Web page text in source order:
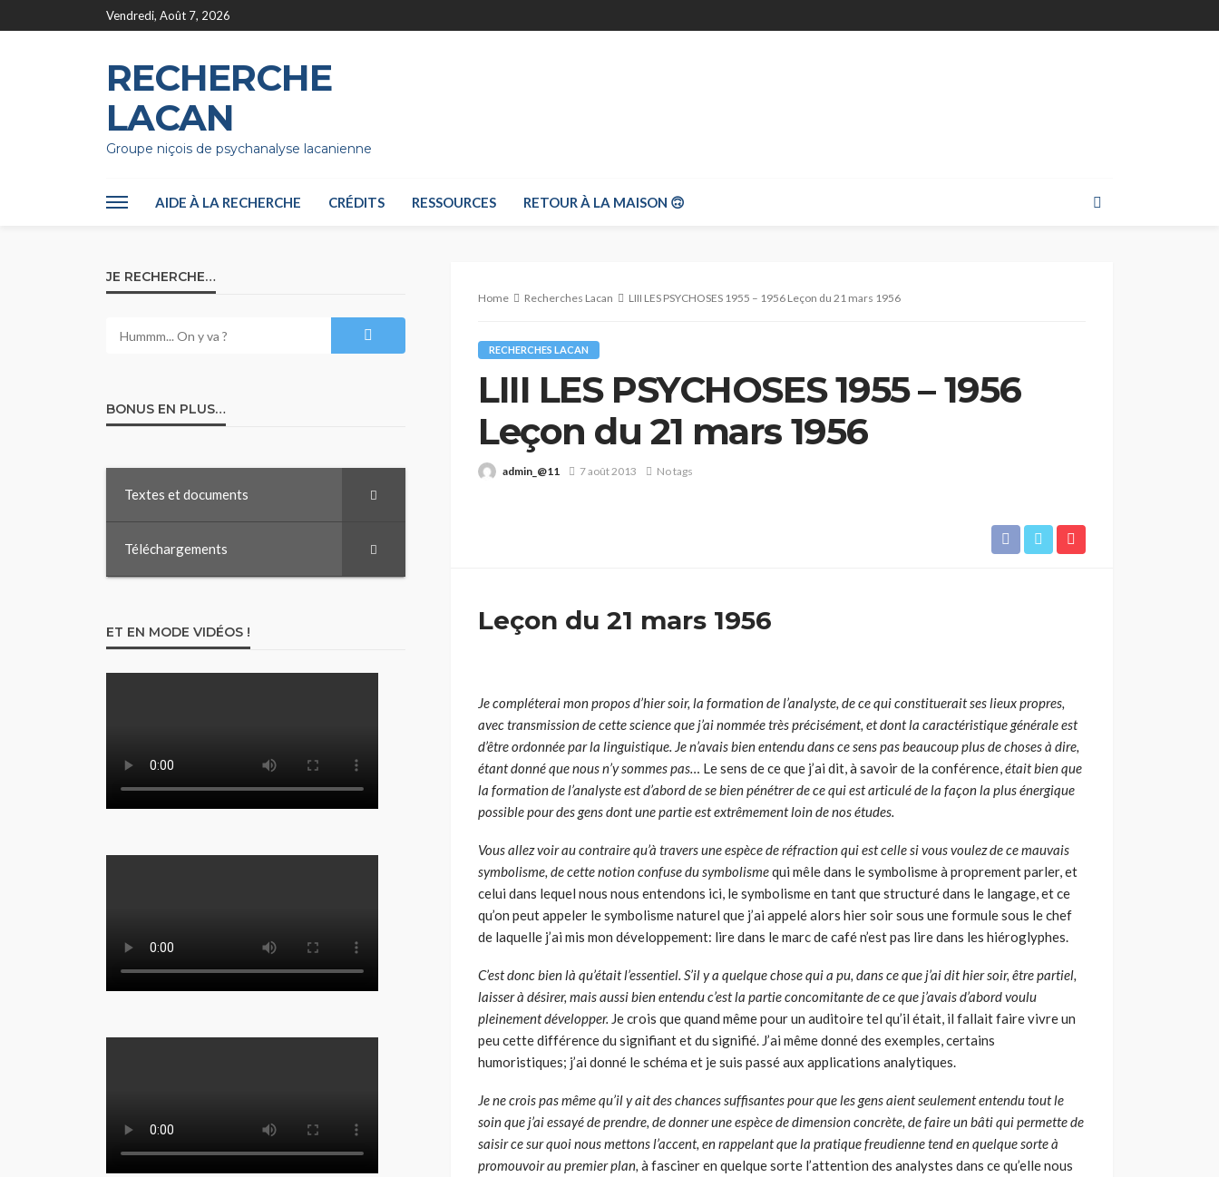
Vendredi, Août 7, 2026
RECHERCHE
LACAN
Groupe niçois de psychanalyse lacanienne
AIDE À LA RECHERCHE CRÉDITS RESSOURCES RETOUR À LA MAISON 🙃
Home Recherches Lacan LIII LES PSYCHOSES 1955 – 1956 Leçon du 21 mars 1956
RECHERCHES LACAN
LIII LES PSYCHOSES 1955 – 1956
Leçon du 21 mars 1956
admin_@11 7 août 2013 No tags
Leçon du 21 mars 1956
Je compléterai mon propos d’hier soir, la formation de l’analyste, de ce qui constituerait ses lieux propres,
avec transmission de cette science que j’ai nommée très précisément, et dont la caractéristique générale est
d’être ordonnée par la linguistique. Je n’avais bien entendu dans ce sens pas beaucoup plus de choses à dire,
étant donné que nous n’y sommes pas… Le sens de ce que j’ai dit, à savoir de la confé­rence,était bien que
la formation de l’analyste est d’abord de se bien pénétrer de ce qui est articulé de la façon la plus énergique
possible pour des gens dont une partie est extrêmement loin de nos études.
Vous allez voir au contraire qu’à travers une espèce de réfraction qui est celle si vous voulez de ce mauvais
symbo­lisme, de cette notion confuse du symbolismequi mêle dans le symbolisme à proprement parler, et
celui dans lequel nous nous entendons ici, le symbolisme en tant que structuré dans le langage, et ce
qu’on peut appeler le symbolisme naturel que j’ai appelé alors hier soir sous une formule sous le chef
de laquelle j’ai mis mon développement: lire dans le marc de café n’est pas lire dans les hiéroglyphes.
C’est donc bien là qu’était l’essentiel. S’il y a quelque chose qui a pu, dans ce que j’ai dit hier soir, être partiel,
laisser à dési­rer, mais aussi bien entendu c’est la partie concomitante de ceque j’avais d’abord voulu
pleinement développer. Je crois que quand même pour un auditoire tel qu’il était, il fallait faire vivre un
peu cette différence du signifiant et du signifié. J’ai même donné des exemples, certains
humoristiques; j’ai donné le schéma et je suis passé aux applications analytiques.
Je ne crois pas même qu’il y ait des chances suffisantes pour que les gens aient seulement entendu tout le
soin que j’ai essayé de prendre, de donner une espèce de dimension concrète, de faire un bâti qui permette de
saisir ce sur quoi nous mettons l’accent, en rappelant que la pratique freu­dienne tend en quelque sorte à
promouvoir au premier plan, à fasciner en quelque sorte l’attention des analystes dans ce qu’elle nous
JE RECHERCHE…
BONUS EN PLUS…
Textes et documents
Téléchargements
ET EN MODE VIDÉOS !